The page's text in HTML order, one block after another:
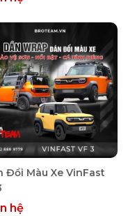
Đổi Màu Xe VinFast
hệ